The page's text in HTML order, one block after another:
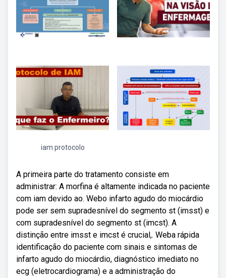
iam protocolo
A primeira parte do tratamento consiste em
administrar: A morfina é altamente indicada no paciente
com iam devido ao. Webo infarto agudo do miocárdio
pode ser sem supradesnível do segmento st (imsst) e
com supradesnível do segmento st (imcst). A
distinção entre imsst e imcst é crucial,. Weba rápida
identificação do paciente com sinais e sintomas de
infarto agudo do miocárdio, diagnóstico imediato no
ecg (eletrocardiograma) e a administração do